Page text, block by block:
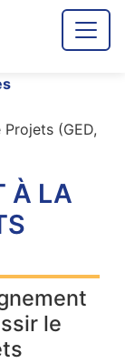
(GED,
À LA
le